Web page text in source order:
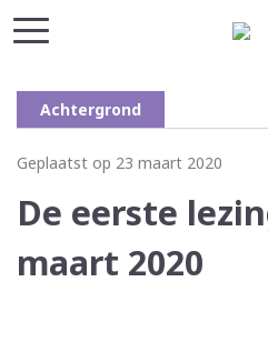
Achtergrond
Geplaatst op 23 maart 2020
De eerste
maart 2020